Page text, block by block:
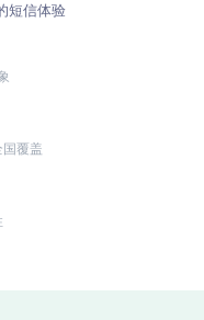
短信体验
覆盖